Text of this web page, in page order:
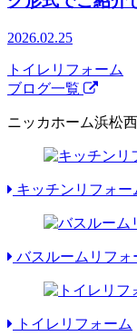
2026.02.25
トイレリフォーム
ブログ一覧
ニッカホーム浜松
キッチンリフォー
バスルームリフォ
トイレリフォーム